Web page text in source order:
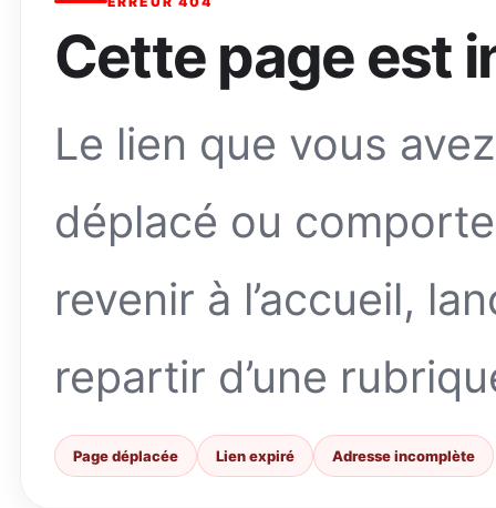
Cette page est
Le lien que vous
déplacé ou
revenir à l’accueil,
repartir d’une
Page déplacée Lien expiré Adresse incomplète